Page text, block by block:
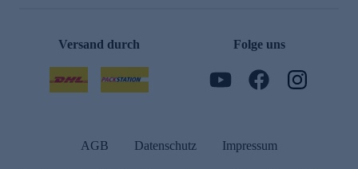
Versand durch Folge uns
AGB Datenschutz Impressum